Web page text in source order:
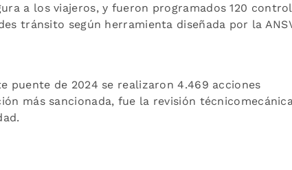
a los viajeros, y fueron programados 120
tránsito según herramienta diseñada por la
puente de 2024 se realizaron 4.469 acciones
más sancionada, fue la revisión